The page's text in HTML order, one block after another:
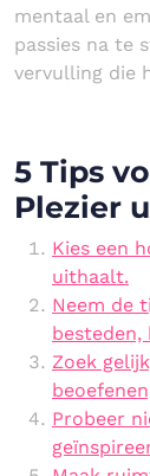
mentaal en
passies na te
vervulling die
5 Tips
Plezier
Kies een
uithaalt.
Neem de
Zoek
Probeer